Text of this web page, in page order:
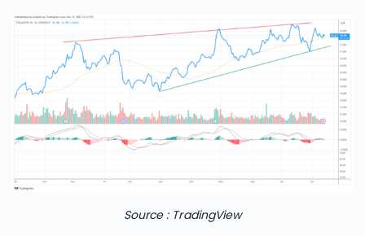
Source : TradingView